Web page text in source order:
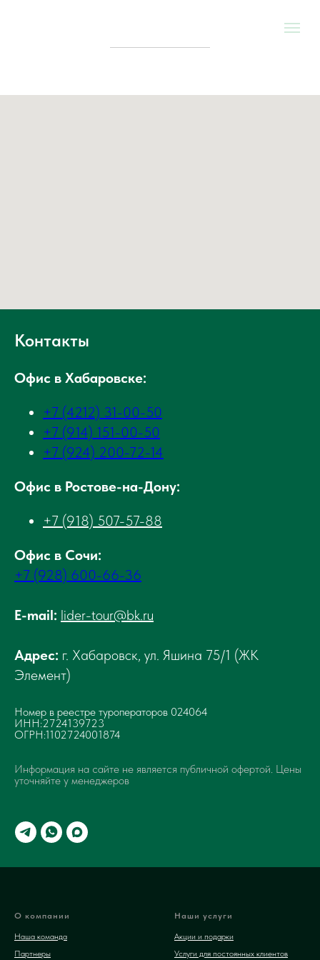
Контакты
Офис в Хабаровске:
+7 (4212) 31-00-50
+7 (914) 151-00-50
+7 (924) 200-72-14
Офис в Ростове-на-Дону:
+7 (918) 507-57-88
Офис в Сочи:
+7 (928) 600-66-36
E-mail: lider-tour@bk.ru
Адрес: г. Хабаровск, ул. Яшина 75/1 (ЖК
Элемент)
Номер в реестре туроператоров 024064
ИНН:2724139723
ОГРН:1102724001874
Информация на сайте не является публичной офертой. Цены
уточняйте у менеджеров
О компании
Наша команда
Партнеры
Наши услуги
Акции и подарки
Услуги для постоянных клиентов